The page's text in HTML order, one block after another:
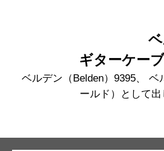
9395の中低域で見られる
な音がします。
表皮がつ
ので重宝しそうです。
す。私なりに表現すれば、
ギターケー
ベルデン（Belden）9395、
ールド）として